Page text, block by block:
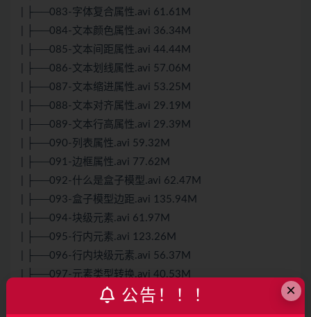
| ├──083-字体复合属性.avi 61.61M
| ├──084-文本颜色属性.avi 36.34M
| ├──085-文本间距属性.avi 44.44M
| ├──086-文本划线属性.avi 57.06M
| ├──087-文本缩进属性.avi 53.25M
| ├──088-文本对齐属性.avi 29.19M
| ├──089-文本行高属性.avi 29.39M
| ├──090-列表属性.avi 59.32M
| ├──091-边框属性.avi 77.62M
| ├──092-什么是盒子模型.avi 62.47M
| ├──093-盒子模型边距.avi 135.94M
| ├──094-块级元素.avi 61.97M
| ├──095-行内元素.avi 123.26M
| ├──096-行内块级元素.avi 56.37M
| ├──097-元素类型转换.avi 40.53M
| ├──098-浮动.avi 185.61M
| ├──099-静态定位.avi 47.77M
×
公告！！！